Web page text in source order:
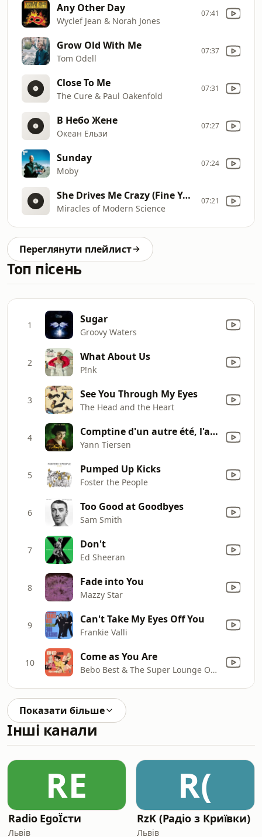
Any Other Day
Wyclef Jean & Norah Jones
07:41
Grow Old With Me
Tom Odell
07:37
Close To Me
The Cure & Paul Oakenfold
07:31
В Небо Жене
Океан Ельзи
07:27
Sunday
Moby
07:24
She Drives Me Crazy (Fine Young Cannibals Cover)
Miracles of Modern Science
07:21
Переглянути плейлист
Топ пісень
1 Sugar
Groovy Waters
2 What About Us
P!nk
3 See You Through My Eyes
The Head and the Heart
4 Comptine d'un autre été, l'après-midi
Yann Tiersen
5 Pumped Up Kicks
Foster the People
6 Too Good at Goodbyes
Sam Smith
7 Don't
Ed Sheeran
8 Fade into You
Mazzy Star
9 Can't Take My Eyes Off You
Frankie Valli
10 Come as You Are
Bebo Best & The Super Lounge Orchestra
Показати більше
Інші канали
RE
Radio EgoЇсти
Львів
R(
RzK (Радіо з Криївки)
Львів